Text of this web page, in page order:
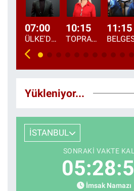
07:00
ÜLKE'DE BU SABAH
10:15
TOPRAKTAN SOFRAYA
11:15
Yükleniyor...
İSTANBUL
SONRAKI VAKTE
İmsak Namazı